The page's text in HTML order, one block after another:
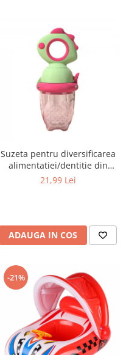
Suzeta pentru diversificarea
alimentatiei/dentitie din
silicon pentru fructe si piure
21,99 Lei
ADAUGA IN COS
-21%